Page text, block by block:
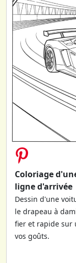
Coloriage
ligne d'arrivée
Dessin d'une
le drapeau à
fier et rapide sur
vos goûts.